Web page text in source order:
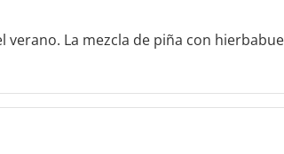
La mezcla de piña con